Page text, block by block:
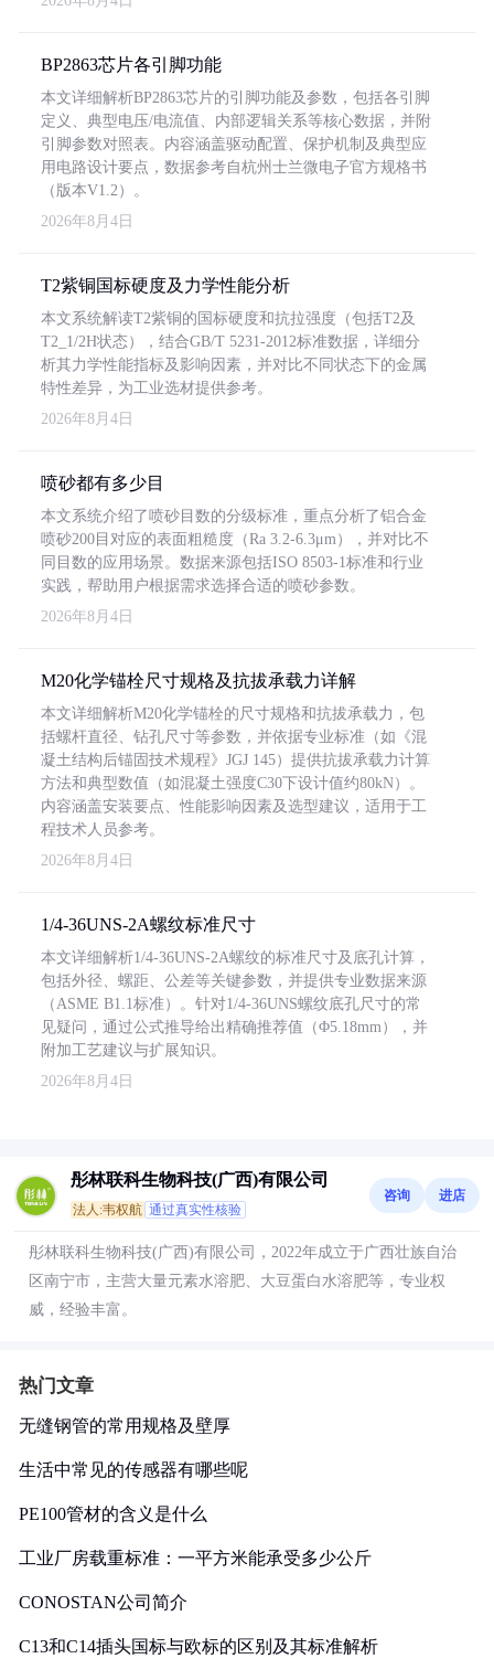
BP2863芯片各引脚功能
本文详细解析BP2863芯片的引脚功能及参数，包括各引脚
定义、典型电压/电流值、内部逻辑关系等核心数据，并附
引脚参数对照表。内容涵盖驱动配置、保护机制及典型应
用电路设计要点，数据参考自杭州士兰微电子官方规格书
（版本V1.2）。
2026年8月4日
T2紫铜国标硬度及力学性能分析
本文系统解读T2紫铜的国标硬度和抗拉强度（包括T2及
T2_1/2H状态），结合GB/T 5231-2012标准数据，详细分
析其力学性能指标及影响因素，并对比不同状态下的金属
特性差异，为工业选材提供参考。
2026年8月4日
喷砂都有多少目
本文系统介绍了喷砂目数的分级标准，重点分析了铝合金
喷砂200目对应的表面粗糙度（Ra 3.2-6.3μm），并对比不
同目数的应用场景。数据来源包括ISO 8503-1标准和行业
实践，帮助用户根据需求选择合适的喷砂参数。
2026年8月4日
M20化学锚栓尺寸规格及抗拔承载力详解
本文详细解析M20化学锚栓的尺寸规格和抗拔承载力，包
括螺杆直径、钻孔尺寸等参数，并依据专业标准（如《混
凝土结构后锚固技术规程》JGJ 145）提供抗拔承载力计算
方法和典型数值（如混凝土强度C30下设计值约80kN）。
内容涵盖安装要点、性能影响因素及选型建议，适用于工
程技术人员参考。
2026年8月4日
1/4-36UNS-2A螺纹标准尺寸
本文详细解析1/4-36UNS-2A螺纹的标准尺寸及底孔计算，
包括外径、螺距、公差等关键参数，并提供专业数据来源
（ASME B1.1标准）。针对1/4-36UNS螺纹底孔尺寸的常
见疑问，通过公式推导给出精确推荐值（Φ5.18mm），并
附加工艺建议与扩展知识。
2026年8月4日
彤林联科生物科技(广西)有限公司
法人:韦权航 通过真实性核验
咨询 进店
彤林联科生物科技(广西)有限公司，2022年成立于广西壮族自治
区南宁市，主营大量元素水溶肥、大豆蛋白水溶肥等，专业权
威，经验丰富。
热门文章
无缝钢管的常用规格及壁厚
生活中常见的传感器有哪些呢
PE100管材的含义是什么
工业厂房载重标准：一平方米能承受多少公斤
CONOSTAN公司简介
C13和C14插头国标与欧标的区别及其标准解析